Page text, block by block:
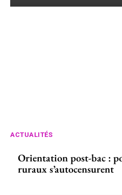
ACTUALITÉS
Orientation post-bac :
ruraux s’autocensurent